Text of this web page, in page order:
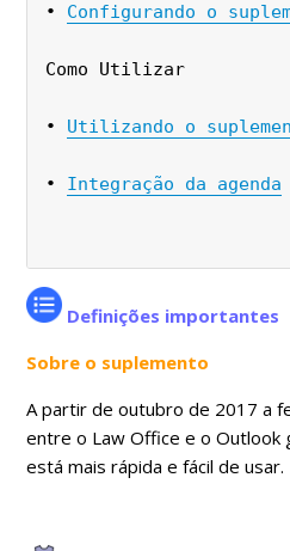
• Configurando o
Como Utilizar
• Utilizando o
• Integração da agenda
Definições importantes
Sobre o suplemento
A partir de outubro de 2017 a
entre o Law Office e o Outlook
está mais rápida e fácil de usar.